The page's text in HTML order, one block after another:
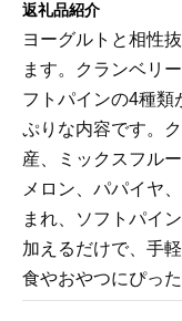
返礼品紹介
ヨーグルトと相性
ます。クランベリ
フトパインの4種類
ぷりな内容です。
産、ミックスフル
メロン、パパイヤ
まれ、ソフトパイ
加えるだけで、手
食やおやつにぴっ